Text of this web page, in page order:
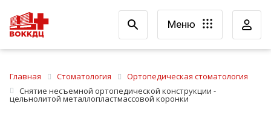
Меню
Главная Стоматология
Ортопедическая стоматология
Снятие несъемной ортопедической конструкции -
цельнолитой металлопластмассовой коронки